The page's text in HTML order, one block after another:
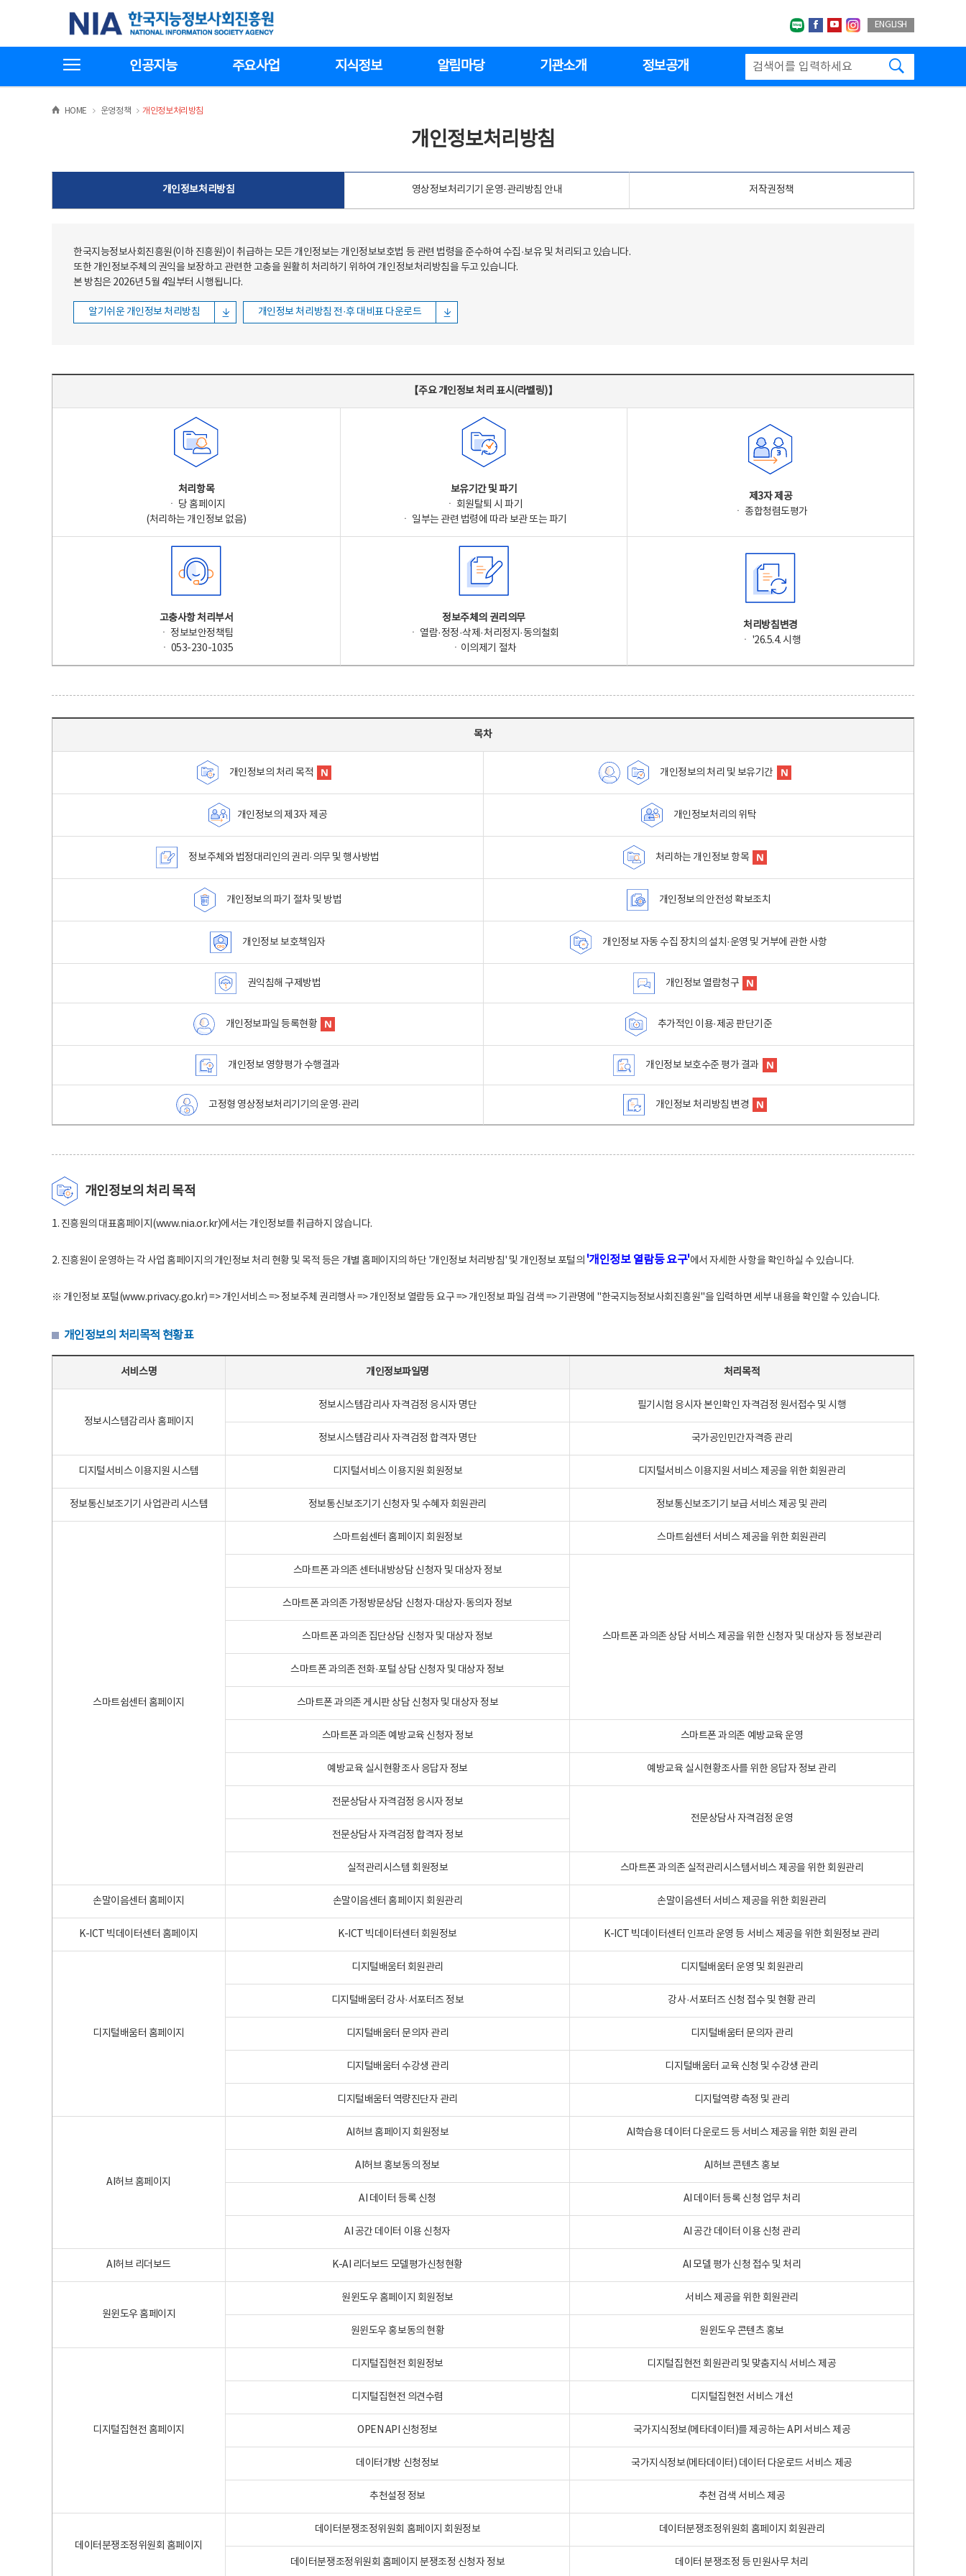
한국지능정보사회진흥원
네이버블로그
페이스북
유투브인스타그랩
ENGLISH
인공지능 주요사업 지식정보 알림마당 기관소개 정보공개
HOME >운영정책 >
개인정보처리방침
개인정보처리방침
개인정보처리방침 영상정보처리기기 운영·관리방침 안내 저작권정책
한국지능정보사회진흥원(이하 진흥원)이 취급하는 모든 개인정보는 개인정보보호법 등 관련 법령을 준수하여 수집·보유 및 처리되고 있습니다.
또한 개인정보주체의 권익을 보장하고 관련한 고충을 원활히 처리하기 위하여 개인정보처리방침을 두고 있습니다.
본 방침은 2026년 5월 4일부터 시행됩니다.
알기쉬운 개인정보 처리방침 개인정보 처리방침 전·후 대비표 다운로드
【주요 개인정보 처리 표시(라벨링)】
처리항목
ㆍ 당 홈페이지
(처리하는 개인정보 없음)
보유기간 및 파기
ㆍ 회원탈퇴 시 파기
ㆍ 일부는 관련 법령에 따라 보관 또는 파기
제3자 제공
ㆍ 종합청렴도평가
고충사항 처리부서
ㆍ 정보보안정책팀
ㆍ 053-230-1035
정보주체의 권리의무
ㆍ 열람·정정·삭제·처리정지·동의철회
ㆍ이의제기 절차
처리방침변경
ㆍ '26.5.4. 시행
목차
개인정보의 처리 목적 개인정보의 처리 및 보유기간
개인정보의 제3자 제공 개인정보처리의 위탁
정보주체와 법정대리인의 권리·의무 및 행사방법 처리하는 개인정보 항목
개인정보의 파기 절차 및 방법 개인정보의 안전성 확보조치
개인정보 보호책임자 개인정보 자동 수집 장치의 설치·운영 및 거부에 관한 사항
권익침해 구제방법 개인정보 열람청구
개인정보파일 등록현황 추가적인 이용·제공 판단기준
개인정보 영향평가 수행결과 개인정보 보호수준 평가 결과
고정형 영상정보처리기기의 운영·관리 개인정보 처리방침 변경
개인정보의 처리 목적
1. 진흥원의 대표홈페이지(www.nia.or.kr)에서는 개인정보를 취급하지 않습니다.
2. 진흥원이 운영하는 각 사업 홈페이지의 개인정보 처리 현황 및 목적 등은 개별 홈페이지의 하단 '개인정보 처리방침' 및 개인정보 포털의 '개인정보 열람등 요구'에서 자세한 사항을 확인하실 수 있습니다.
※ 개인정보 포털(www.privacy.go.kr) => 개인서비스 => 정보주체 권리행사 => 개인정보 열람등 요구 => 개인정보 파일 검색 => 기관명에 "한국지능정보사회진흥원"을 입력하면 세부 내용을 확인할 수 있습니다.
개인정보의 처리목적 현황표
서비스명 개인정보파일명 처리목적
정보시스템감리사 홈페이지
정보시스템감리사 자격검정 응시자 명단 필기시험 응시자 본인확인 자격검정 원서접수 및 시행
정보시스템감리사 자격검정 합격자 명단 국가공인민간자격증 관리
디지털서비스 이용지원 시스템 디지털서비스 이용지원 회원정보 디지털서비스 이용지원 서비스 제공을 위한 회원관리
정보통신보조기기 사업관리 시스템 정보통신보조기기 신청자 및 수혜자 회원관리 정보통신보조기기 보급 서비스 제공 및 관리
스마트쉼센터 홈페이지
스마트쉼센터 홈페이지 회원정보 스마트쉼센터 서비스 제공을 위한 회원관리
스마트폰 과의존 센터내방상담 신청자 및 대상자 정보
스마트폰 과의존 상담 서비스 제공을 위한 신청자 및 대상자 등 정보관리
스마트폰 과의존 가정방문상담 신청자·대상자·동의자 정보
스마트폰 과의존 집단상담 신청자 및 대상자 정보
스마트폰 과의존 전화·포털 상담 신청자 및 대상자 정보
스마트폰 과의존 게시판 상담 신청자 및 대상자 정보
스마트폰 과의존 예방교육 신청자 정보 스마트폰 과의존 예방교육 운영
예방교육 실시현황조사 응답자 정보 예방교육 실시현황조사를 위한 응답자 정보 관리
전문상담사 자격검정 응시자 정보
전문상담사 자격검정 운영
전문상담사 자격검정 합격자 정보
실적관리시스템 회원정보 스마트폰 과의존 실적관리시스템서비스 제공을 위한 회원관리
손말이음센터 홈페이지 손말이음센터 홈페이지 회원관리 손말이음센터 서비스 제공을 위한 회원관리
K-ICT 빅데이터센터 홈페이지 K-ICT 빅데이터센터 회원정보 K-ICT 빅데이터센터 인프라 운영 등 서비스 제공을 위한 회원정보 관리
디지털배움터 홈페이지
디지털배움터 회원관리 디지털배움터 운영 및 회원관리
디지털배움터 강사·서포터즈 정보 강사·서포터즈 신청 접수 및 현황 관리
디지털배움터 문의자 관리 디지털배움터 문의자 관리
디지털배움터 수강생 관리 디지털배움터 교육 신청 및 수강생 관리
디지털배움터 역량진단자 관리 디지털역량 측정 및 관리
AI허브 홈페이지
AI허브 홈페이지 회원정보 AI학습용 데이터 다운로드 등 서비스 제공을 위한 회원 관리
AI허브 홍보동의 정보 AI허브 콘텐츠 홍보
AI 데이터 등록 신청 AI 데이터 등록 신청 업무 처리
AI 공간 데이터 이용 신청자 AI 공간 데이터 이용 신청 관리
AI허브 리더보드 K-AI 리더보드 모델평가신청현황 AI 모델 평가 신청 접수 및 처리
원윈도우 홈페이지
원윈도우 홈페이지 회원정보 서비스 제공을 위한 회원관리
원윈도우 홍보동의 현황 원윈도우 콘텐츠 홍보
디지털집현전 홈페이지
디지털집현전 회원정보 디지털집현전 회원관리 및 맞춤지식 서비스 제공
디지털집현전 의견수렴 디지털집현전 서비스 개선
OPEN API 신청정보 국가지식정보(메타데이터)를 제공하는 API 서비스 제공
데이터개방 신청정보 국가지식정보(메타데이터) 데이터 다운로드 서비스 제공
추천설정 정보 추천 검색 서비스 제공
데이터분쟁조정위원회 홈페이지
데이터분쟁조정위원회 홈페이지 회원정보 데이터분쟁조정위원회 홈페이지 회원관리
데이터분쟁조정위원회 홈페이지 분쟁조정 신청자 정보 데이터 분쟁조정 등 민원사무 처리